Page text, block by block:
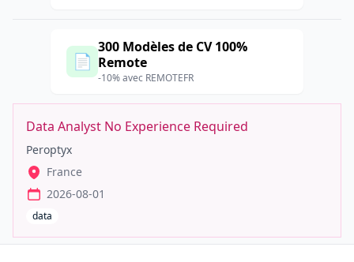
📄
300 Modèles de CV 100%
Remote
-10% avec REMOTEFR
Data Analyst No Experience Required
Peroptyx
France
2026-08-01
data